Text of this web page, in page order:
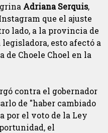
Adriana Serquis,
que el ajuste
lado, a la provincia de
esto afectó a
Choele Choel en la
contra el gobernador
de "haber cambiado
por el voto de la Ley
el